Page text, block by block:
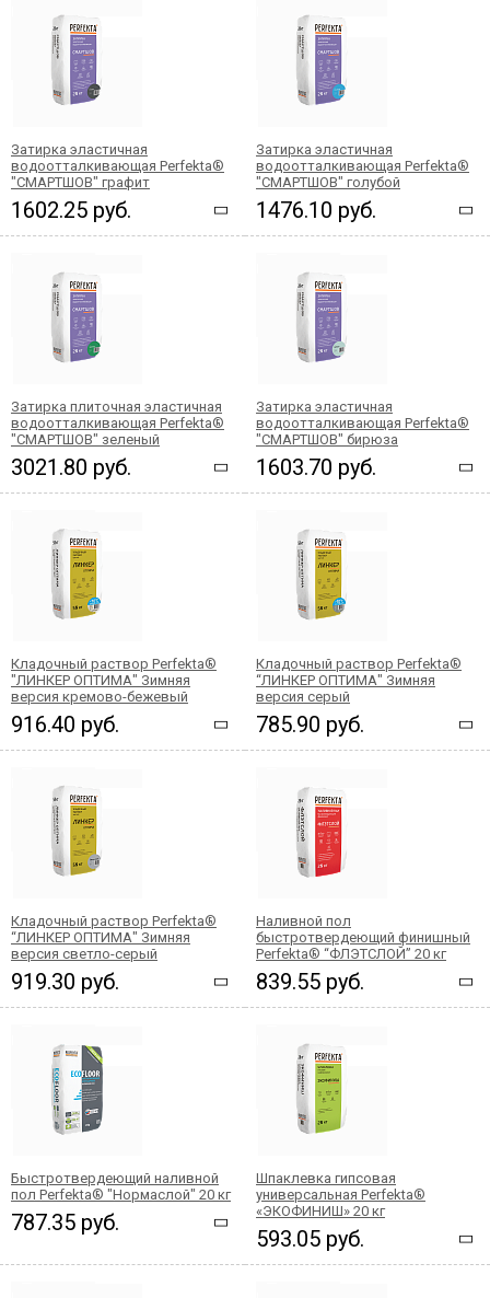
Затирка эластичная
водоотталкивающая Perfekta®
"СМАРТШОВ" графит
1602.25 руб.
Затирка эластичная
водоотталкивающая Perfekta®
"СМАРТШОВ" голубой
1476.10 руб.
Затирка плиточная эластичная
водоотталкивающая Perfekta®
"СМАРТШОВ" зеленый
3021.80 руб.
Затирка эластичная
водоотталкивающая Perfekta®
"СМАРТШОВ" бирюза
1603.70 руб.
Кладочный раствор Perfekta®
"ЛИНКЕР ОПТИМА" Зимняя
версия кремово-бежевый
916.40 руб.
Кладочный раствор Perfekta®
“ЛИНКЕР ОПТИМА" Зимняя
версия серый
785.90 руб.
Кладочный раствор Perfekta®
“ЛИНКЕР ОПТИМА" Зимняя
версия светло-серый
919.30 руб.
Наливной пол
быстротвердеющий финишный
Perfekta® “ФЛЭТСЛОЙ” 20 кг
839.55 руб.
Быстротвердеющий наливной
пол Perfekta® "Нормаслой" 20 кг
787.35 руб.
Шпаклевка гипсовая
универсальная Perfekta®
«ЭКОФИНИШ» 20 кг
593.05 руб.